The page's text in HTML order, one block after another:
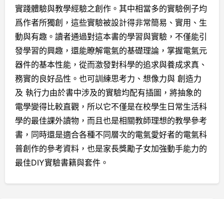
實踐體驗與教學經驗之創作。其中相當多的實驗例子均
爲作者所獨創，這些實驗被設計得非常簡易、實用、生
動與有趣。 讀者通過對這本書的學習與實驗，不僅能引
發學習的興趣，還能瞭解電氣的基礎理論，掌握電氣元
器件的基本性能，從而激發對科學的追求與養成求真、
務實的良好品性。也可訓練思考力、想像力與 創造力
及 執行力由於書中涉及的實驗均配有插圖，將抽象的
電學變得比較直觀，所以它不僅是在校學生日常生活科
學的最佳課外讀物，而且也是相關教師理想的教學參考
書，同時還是適合各種不同層次的電氣愛好者的電氣科
普創作的參考資料，也是家長獎勵子女加強動手能力的
最佳DIY實驗書籍與套件 。